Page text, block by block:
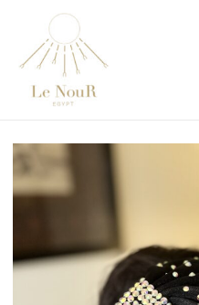
Post
navigation